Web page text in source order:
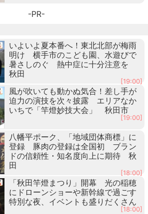
-PR-
いよいよ夏本番へ！東北北部が梅雨
明け 横手市のこども園、水遊びで
暑さしのぐ 熱中症に十分注意を
秋田
[19:00]
風が吹いても動かぬ気合！差し手が
迫力の演技を次々披露 エリアなか
いちで「竿燈妙技大会」 秋田市
[19:00]
八幡平ポーク、「地域団体商標」に
登録 豚肉の登録は全国初 ブラン
ドの信頼性・知名度向上に期待 秋
田
[18:00]
「秋田竿燈まつり」開幕 光の稲穂
にドローンショーや新幹線で過ごす
特別な夜、イベントも盛りだくさん
[18:00]